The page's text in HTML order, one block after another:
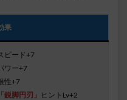
果
ピード+7
ワー+7
性+7
「鋭脚円刃」 ヒントLv+2